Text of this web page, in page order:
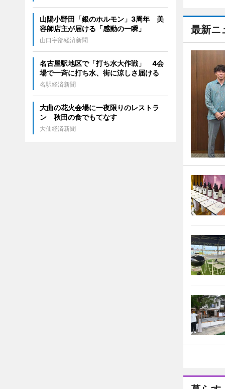
最新ニ
山陽小野田「銀のホルモン」3周年 美
容師店主が届ける「感動の一瞬」
山口宇部経済新聞
名古屋駅地区で「打ち水大作戦」 4会
場で一斉に打ち水、街に涼しさ届ける
名駅経済新聞
大曲の花火会場に一夜限りのレストラ
ン 秋田の食でもてなす
大仙経済新聞